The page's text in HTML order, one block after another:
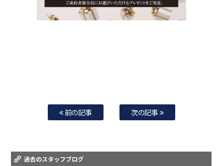
前の記事 次の記事
過去のスタッフブログ